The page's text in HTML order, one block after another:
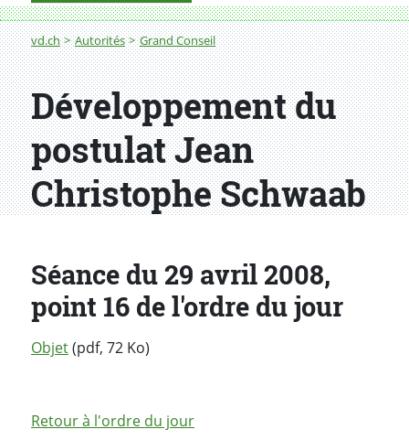
Fil d'Ariane
vd.ch Autorités Grand Conseil
Développement du
postulat Jean
Christophe Schwaab
Séance du 29 avril 2008,
point 16 de l'ordre du jour
Objet(pdf, 72 Ko)
Retour à l'ordre du jour